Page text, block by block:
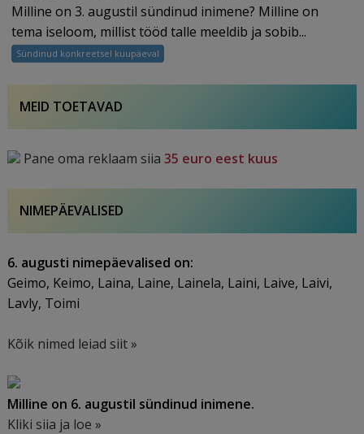
on
inimene,
kes
on
Milline on 3. augustil sündinud inimene? Milline on
tema iseloom, millist tööd talle meeldib ja sobib...
Sündinud konkreetsel kuupäeval
MEID TOETAVAD
Pane oma reklaam siia35 euro eest kuus
NIMEPÄEVALISED
6. augusti nimepäevalised on:
Geimo, Keimo, Laina, Laine, Lainela, Laini, Laive, Laivi,
Lavly, Toimi
Kõik nimed leiad siit »
Milline on 6. augustil sündinud inimene.
Kliki siia ja loe »